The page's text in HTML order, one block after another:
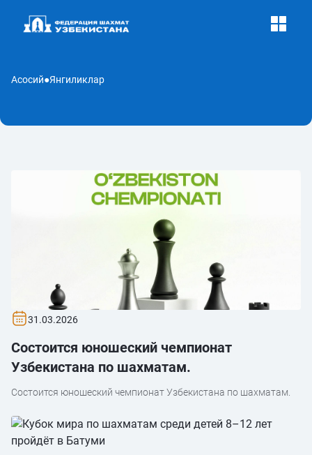
Асосий●Янгиликлар
31.03.2026
Состоится юношеский чемпионат
Узбекистана по шахматам.
Состоится юношеский чемпионат Узбекистана по шахматам.